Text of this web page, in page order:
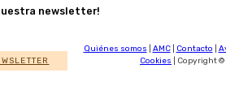
newsletter!
Quiénes somos AMC| Contacto
Cookies | Copyright